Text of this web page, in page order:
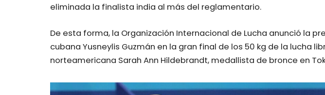
eliminada la finalista india al más del reglamentario.
De esta forma, la Organización Internacional de Lucha anunció la
cubana Yusneylis Guzmán en la gran final de los 50 kg de la lucha
norteamericana Sarah Ann Hildebrandt, medallista de bronce en